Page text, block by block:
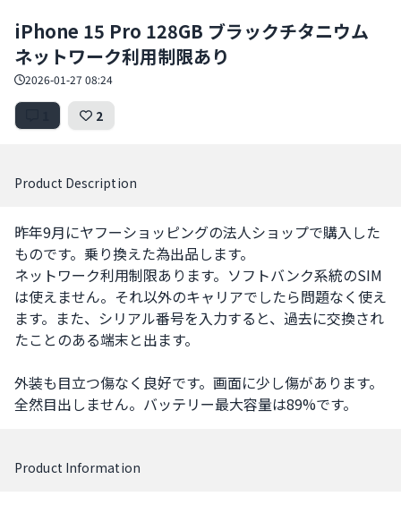
iPhone 15 Pro 128GB ブラックチタニウム
ネットワーク利用制限あり
2026-01-27 08:24
2
Product Description
昨年9月にヤフーショッピングの法人ショップで購入した
ものです。乗り換えた為出品します。
ネットワーク利用制限あります。ソフトバンク系統のSIM
は使えません。それ以外のキャリアでしたら問題なく使え
ます。また、シリアル番号を入力すると、過去に交換され
たことのある端末と出ます。
外装も目立つ傷なく良好です。画面に少し傷があります。
全然目出しません。バッテリー最大容量は89%です。
Product Information